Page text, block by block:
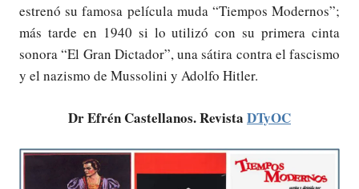
estrenó su famosa película muda “Tiempos Modernos”;
más tarde en 1940 si lo utilizó con su primera cinta
sonora “El Gran Dictador”, una sátira contra el fascismo
y el nazismo de Mussolini y Adolfo Hitler.
Dr Efrén Castellanos. Revista DTyOC